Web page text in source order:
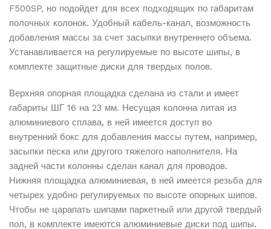
Бесплатная доставка
Доставка по всему Казахстану абсолютно бесплатно
для всех заказов
Защищенная упаковка
Все товары упаковываются в надежные материалы
Сроки доставки
Доставка от 1 до 5 рабочих дней в зависимости от
наличия товара на складе
Отслеживание заказа
Вы можете отслеживать статус вашего заказа в
Подробнее об условиях доставки и работе служб вы
F500SP, но подойдет для всех подходящих по габаритам
полочных колонок. Удобный кабель-канал, возможность
добавления массы за счет засыпки внутреннего объема.
Устанавливается на регулируемые по высоте шипы, в
комплекте защитные диски для твердых полов.
Верхняя опорная площадка сделана из стали и имеет
габариты ШГ 16 на 23 мм. Несущая колонна литая из
алюминиевого сплава, в ней имеется доступ во
внутренний бокс для добавления массы путем, например,
засыпки песка или другого тяжелого наполнителя. На
задней части колонны сделан канал для проводов.
Нижняя площадка алюминиевая, в ней имеется резьба для
четырех удобно регулируемых по высоте опорных шипов.
Чтобы не царапать шипами паркетный или другой твердый
пол, в комплекте имеются алюминиевые диски под шипы.